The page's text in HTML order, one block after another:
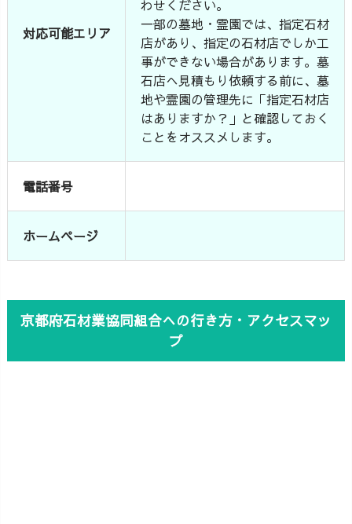
対応可能エリア
わせください。
一部の墓地・霊園では、指定石材
店があり、指定の石材店でしか工
事ができない場合があります。墓
石店へ見積もり依頼する前に、墓
地や霊園の管理先に「指定石材店
はありますか？」と確認しておく
ことをオススメします。
電話番号
ホームページ
京都府石材業協同組合への行き方・アクセスマッ
プ